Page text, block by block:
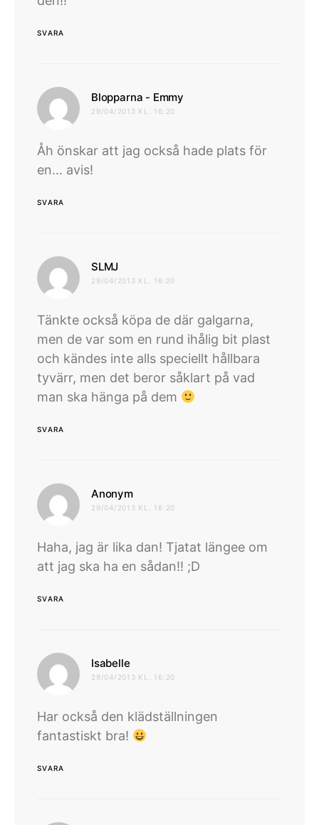
SVARA
Blopparna - Emmy
29/04/2013 KL. 16:20
Åh önskar att jag också hade plats för
en… avis!
SVARA
SLMJ
29/04/2013 KL. 16:20
Tänkte också köpa de där galgarna,
men de var som en rund ihålig bit plast
och kändes inte alls speciellt hållbara
tyvärr, men det beror såklart på vad
man ska hänga på dem
SVARA
Anonymskriver:
29/04/2013 KL. 16:20
Haha, jag är lika dan! Tjatat längee om
att jag ska ha en sådan!! ;D
SVARA
Isabelle
29/04/2013 KL. 16:20
Har också den klädställningen
fantastiskt bra!
SVARA